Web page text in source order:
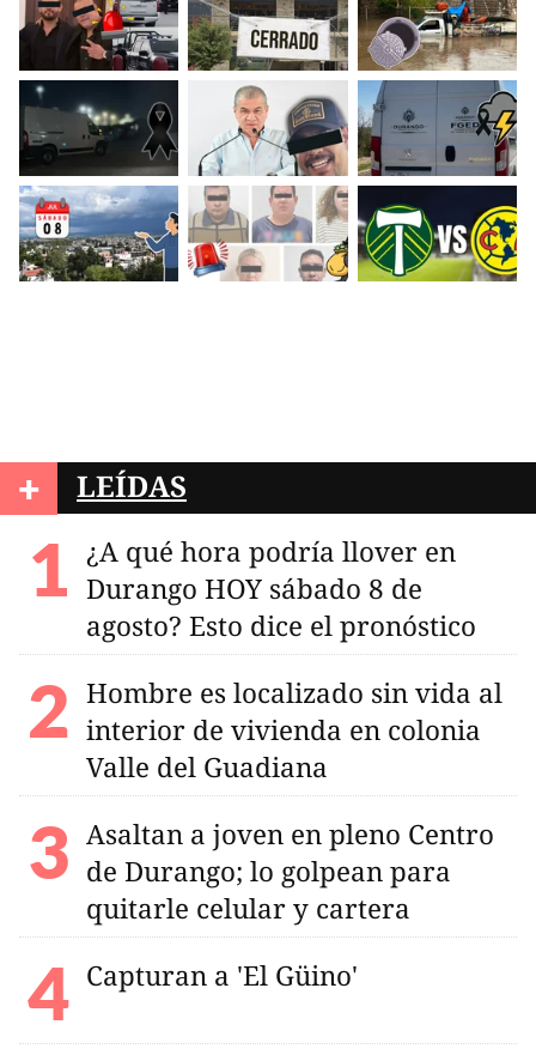
+ LEÍDAS
¿A qué hora podría llover en
Durango HOY sábado 8 de
agosto? Esto dice el pronóstico
Hombre es localizado sin vida al
interior de vivienda en colonia
Valle del Guadiana
Asaltan a joven en pleno Centro
de Durango; lo golpean para
quitarle celular y cartera
Capturan a 'El Güino'